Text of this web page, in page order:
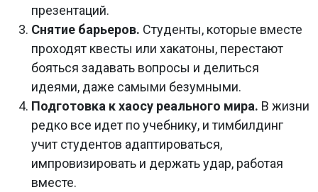
презентаций.
Снятие барьеров. Студенты, которые вместе
проходят квесты или хакатоны, перестают
бояться задавать вопросы и делиться
идеями, даже самыми безумными.
Подготовка к хаосу реального мира. В жизни
редко все идет по учебнику, и тимбилдинг
учит студентов адаптироваться,
импровизировать и держать удар, работая
вместе.